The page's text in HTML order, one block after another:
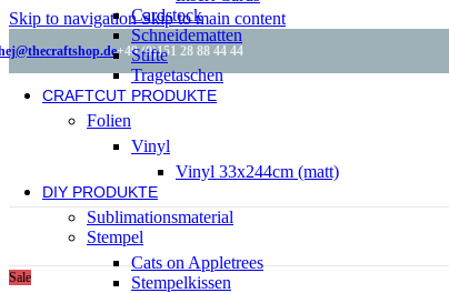
Skip to navigationSkip to main content
+49 (0)151 28 88 44 44
Cardstock
Schneidematten
Stifte
Tragetaschen
CRAFTCUT PRODUKTE
Folien
Vinyl
Vinyl 33x244cm (matt)
DIY PRODUKTE
Sublimationsmaterial
Stempel
Cats on Appletrees
Stempelkissen
Sale